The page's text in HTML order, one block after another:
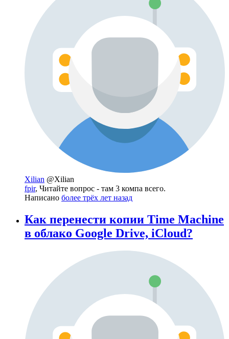
Xilian @Xilian
fpir, Читайте вопрос - там 3 компа всего.
Написано более трёх лет назад
Как перенести копии Time Machine
в облако Google Drive, iCloud?